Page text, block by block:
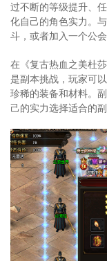
过不断的等级提升、
化自己的角色实力。
斗，或者加入一个公
在《复古热血之美杜
是副本挑战，玩家可
珍稀的装备和材料。
己的实力选择适合的副